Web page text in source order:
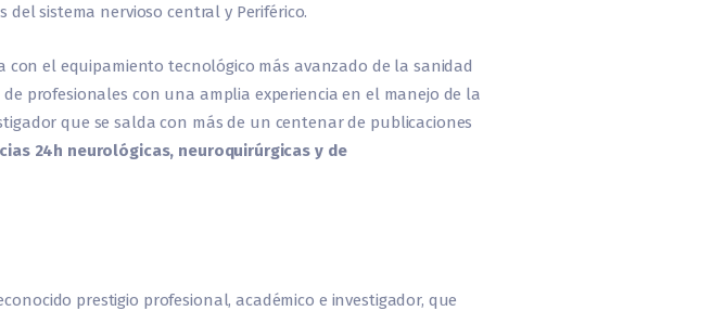
sistema nervioso central y Periférico.
el equipamiento tecnológico más avanzado de la sanidad
profesionales con una amplia experiencia en el manejo de la
que se salda con más de un centenar de publicaciones
24h neurológicas, neuroquirúrgicas y de
prestigio profesional, académico e investigador, que